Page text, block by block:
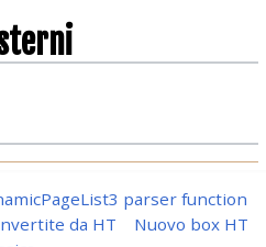
parser function
da HT
Nuovo box HT